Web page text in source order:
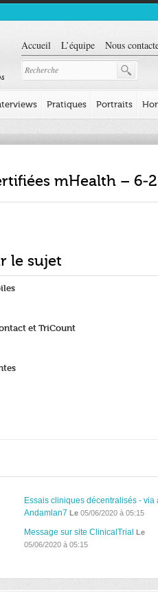
Accueil L’équipe Nous
Pratiques Portraits
mHealth – 6-
le sujet
et TriCount
Essais cliniques décentralisés - via
Andamlan7 Le05/06/2020 à 05:15
Message sur site ClinicalTrial Le
05/06/2020 à 05:15